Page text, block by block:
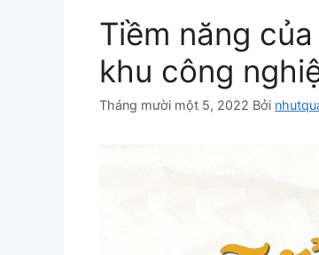
Tiềm năng
khu công
Tháng mười một 5, 2022 Bởi